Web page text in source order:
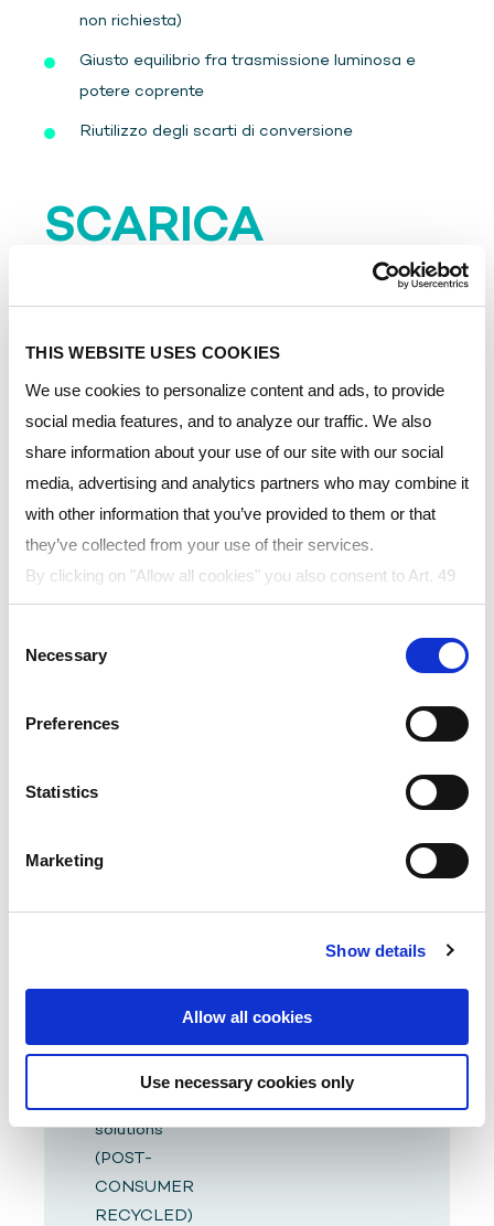
THIS WEBSITE USES COOKIES
We use cookies to personalize content and ads, to provide
social media features, and to analyze our traffic. We also
share information about your use of our site with our social
media, advertising and analytics partners who may combine it
with other information that you’ve provided to them or that
they’ve collected from your use of their services.
By clicking on "Allow all cookies" you also consent to Art. 49
para. 1 sentence 1 lit a GDPR that your data will be
processed in the USA. The United States is judged by the
European Court of Justice to be a country with an inadequate
particular, there is a risk that your data may be processed by
without legal remedies. If you click on "Allow selection" and
above does not take place.
Selection
Necessary
Preferences
Statistics
Marketing
Show details
Allow all cookies
Use necessary cookies only
non richiesta)
Giusto equilibrio fra trasmissione luminosa e
potere coprente
Riutilizzo degli scarti di conversione
SCARICA
Region:
Language:
Title Language
(POST-
Folder - JAP
LEXAN™
solutions
(POST-
CONSUMER
RECYCLED)
Product